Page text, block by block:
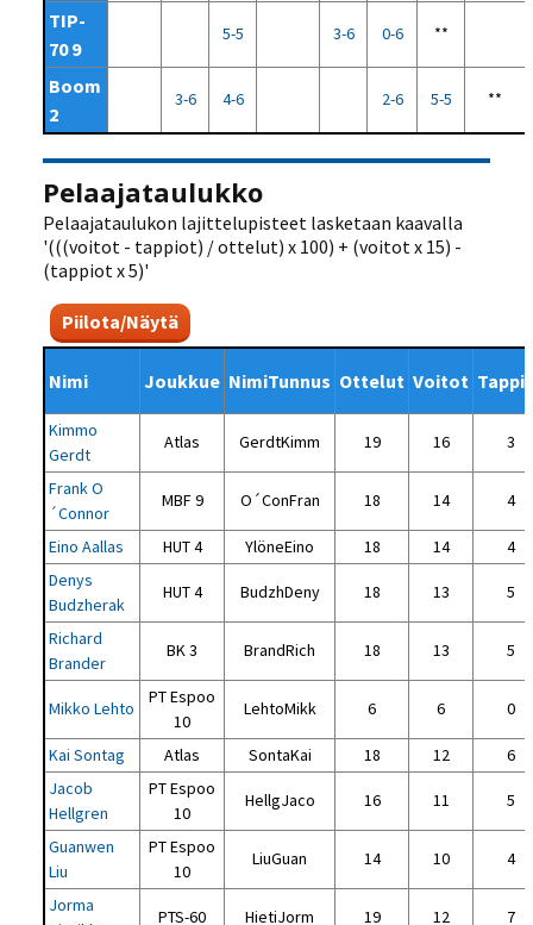
TIP-
70 9
5-5 3-6 0-6 **
Boom
2
3-6 4-6 2-6 5-5 **
Pelaajataulukko
Pelaajataulukon lajittelupisteet lasketaan kaavalla
'(((voitot - tappiot) / ottelut) x 100) + (voitot x 15) -
(tappiot x 5)'
Piilota/Näytä
Nimi Joukkue NimiTunnus Ottelut Voitot
Kimmo
Gerdt
Atlas GerdtKimm 19 16 3
Frank O
´Connor
MBF 9 O´ConFran 18 14 4
Eino Aallas HUT 4 YlöneEino 18 14
4
Denys
Budzherak
HUT 4 BudzhDeny 18 13 5
Richard
Brander
BK 3 BrandRich 18 13 5
Mikko Lehto
PT Espoo
10
LehtoMikk 6 6 0
Kai Sontag Atlas SontaKai 18 12
6
Jacob
Hellgren
PT Espoo
10
HellgJaco 16 11 5
Guanwen
Liu
PT Espoo
10
LiuGuan 14 10 4
Jorma
PTS-60 HietiJorm 19 12 7